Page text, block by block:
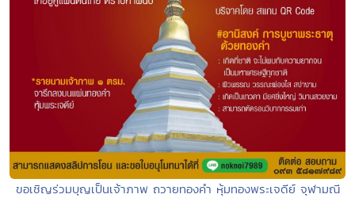
ขอเชิญร่วมบุญเป็นเจ้าภาพ ถวายทองคำ หุ้มทองพระเจดีย์ จุฬามณี